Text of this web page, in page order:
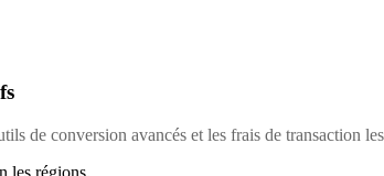
de conversion avancés et les frais de transaction
les régions.